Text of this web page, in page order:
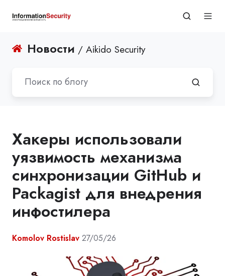
Новости / Aikido Security
Хакеры использовали
уязвимость механизма
синхронизации GitHub и
Packagist для внедрения
инфостилера
Komolov Rostislav 27/05/26